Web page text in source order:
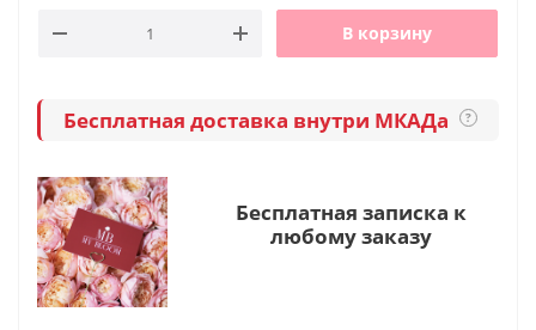
В корзину
Бесплатная доставка внутри МКАДа ?
Бесплатная записка к
любому заказу